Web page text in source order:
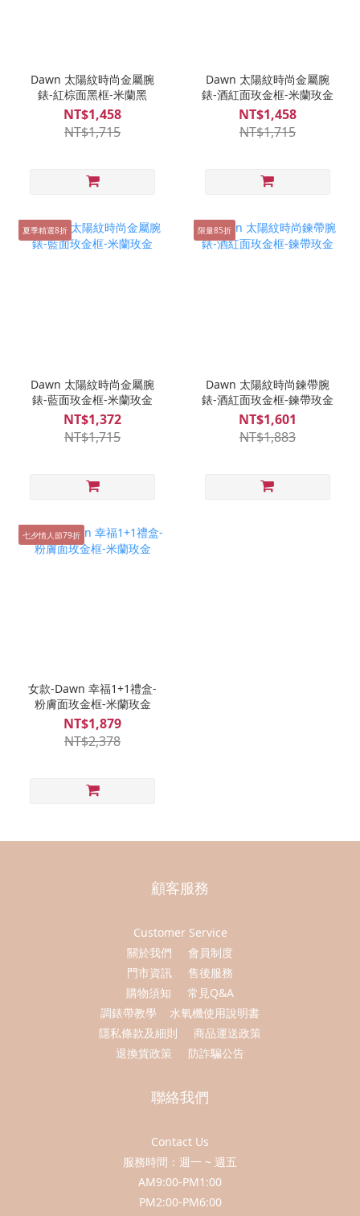
Dawn 太陽紋時尚金屬腕
錶-紅棕面黑框-米蘭黑
NT$1,458
NT$1,715
Dawn 太陽紋時尚金屬腕
錶-酒紅面玫金框-米蘭玫金
NT$1,458
NT$1,715
夏季精選8折
Dawn 太陽紋時尚金屬腕
錶-藍面玫金框-米蘭玫金
NT$1,372
NT$1,715
限量85折
Dawn 太陽紋時尚鍊帶腕
錶-酒紅面玫金框-鍊帶玫金
NT$1,601
NT$1,883
七夕情人節79折
女款-Dawn 幸福1+1禮盒-
粉膚面玫金框-米蘭玫金
NT$1,879
NT$2,378
顧客服務
Customer Service
關於我們
會員制度
門市資訊
售後服務
購物須知
常見Q&A
調錶帶教學
水氧機使用說明書
隱私條款及細則
商品運送政策
退換貨政策
防詐騙公告
聯絡我們
Contact Us
服務時間：週一 ~ 週五
AM9:00-PM1:00
PM2:00-PM6:00